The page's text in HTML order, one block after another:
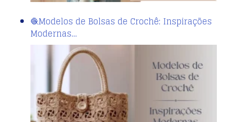
🧶Modelos de Bolsas de Crochê: Inspirações
Modernas…